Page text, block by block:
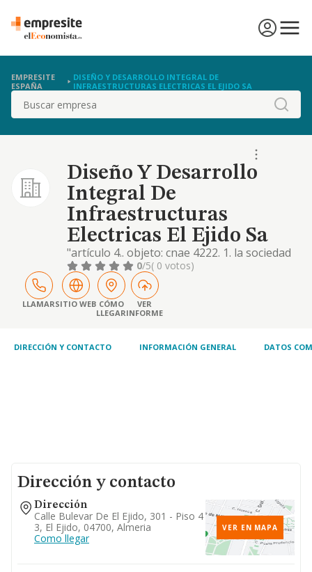
EMPRESITE
ESPAÑA
DISEÑO Y DESARROLLO INTEGRAL DE
INFRAESTRUCTURAS ELECTRICAS EL EJIDO SA
Buscar
Diseño Y Desarrollo
Integral De
Infraestructuras
Electricas El Ejido Sa
"artículo 4.. objeto: cnae 4222. 1. la sociedad
tendrá por objeto: a) la organización, el
desarrollo y explotación de actividades y
negocios destinados a la realización de
estudios, inspecciones, informes, proyectas,
dirección de obras, consultoría y servicios,
0/5( 0 votos)
LLAMARSITIO WEB CÓMO
LLEGAR
VER
INFORME
DIRECCIÓN Y CONTACTO INFORMACIÓN GENERAL DATOS
Dirección y contacto
Dirección
Calle Bulevar De El Ejido, 301 - Piso 4
3, El Ejido, 04700, Almeria
Como llegar
VER EN MAPA